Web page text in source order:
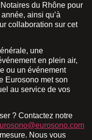
du Rhône pour
ainsi qu’à
collaboration sur cet
une
en plein air,
ou un événement
Eurosono met son
au service de vos
? Contactez notre
Nous vous